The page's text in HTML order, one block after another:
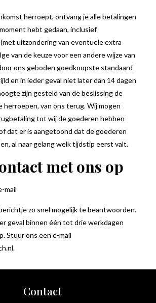
herroept, ontvang je alle betalingen
hebt gedaan, inclusief
uitzondering van eventuele extra
van de keuze voor een andere wijze van
ons geboden goedkoopste standaard
en in ieder geval niet later dan 14 dagen
zijn gesteld van de beslissing de
herroepen, van ons terug. Wij mogen
tot wij de goederen hebben
dat er is aangetoond dat de goederen
al naar gelang welk tijdstip eerst valt.
met ons op
mail
zo snel mogelijk te beantwoorden.
geval binnen één tot drie werkdagen
Stuur ons een e-mail
Contact